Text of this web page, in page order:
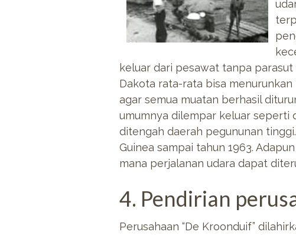
keluar dari pesawat tanpa
Dakota rata-rata bisa
agar semua muatan berhasil
umumnya dilempar keluar seperti
ditengah daerah pegununan
Guinea sampai tahun 1963.
mana perjalanan udara dapat
4. Pendirian
Perusahaan “De Kroonduif”